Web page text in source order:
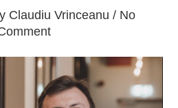
Claudiu Vrinceanu / No